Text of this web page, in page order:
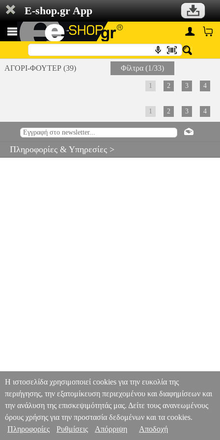
E-shop.gr App
ΑΓΟΡΙ-ΦΟΥΤΕΡ (39) Φίλτρα (1/33)
1 2 3 4
1 2 3 4
Πληροφορίες & Υπηρεσίες >
Η ιστοσελίδα χρησιμοποιεί cookies για την ευκολία της
περιήγησης, την εξατομίκευση περιεχομένου και διαφημίσεων και
την ανάλυση της επισκεψιμότητάς μας. Δείτε τους ανανεωμένους
όρους χρήσης για την προστασία δεδομένων και τα cookies.
Πληροφορίες
Ρυθμίσεις Απόρριψη Αποδοχή